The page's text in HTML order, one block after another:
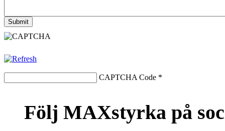
CAPTCHA Code *
Följ MAXstyrka på